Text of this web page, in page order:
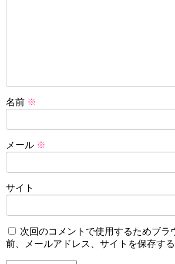
名前 ※
メール ※
サイト
次回のコメントで使用するためブラ
前、メールアドレス、サイトを保存する